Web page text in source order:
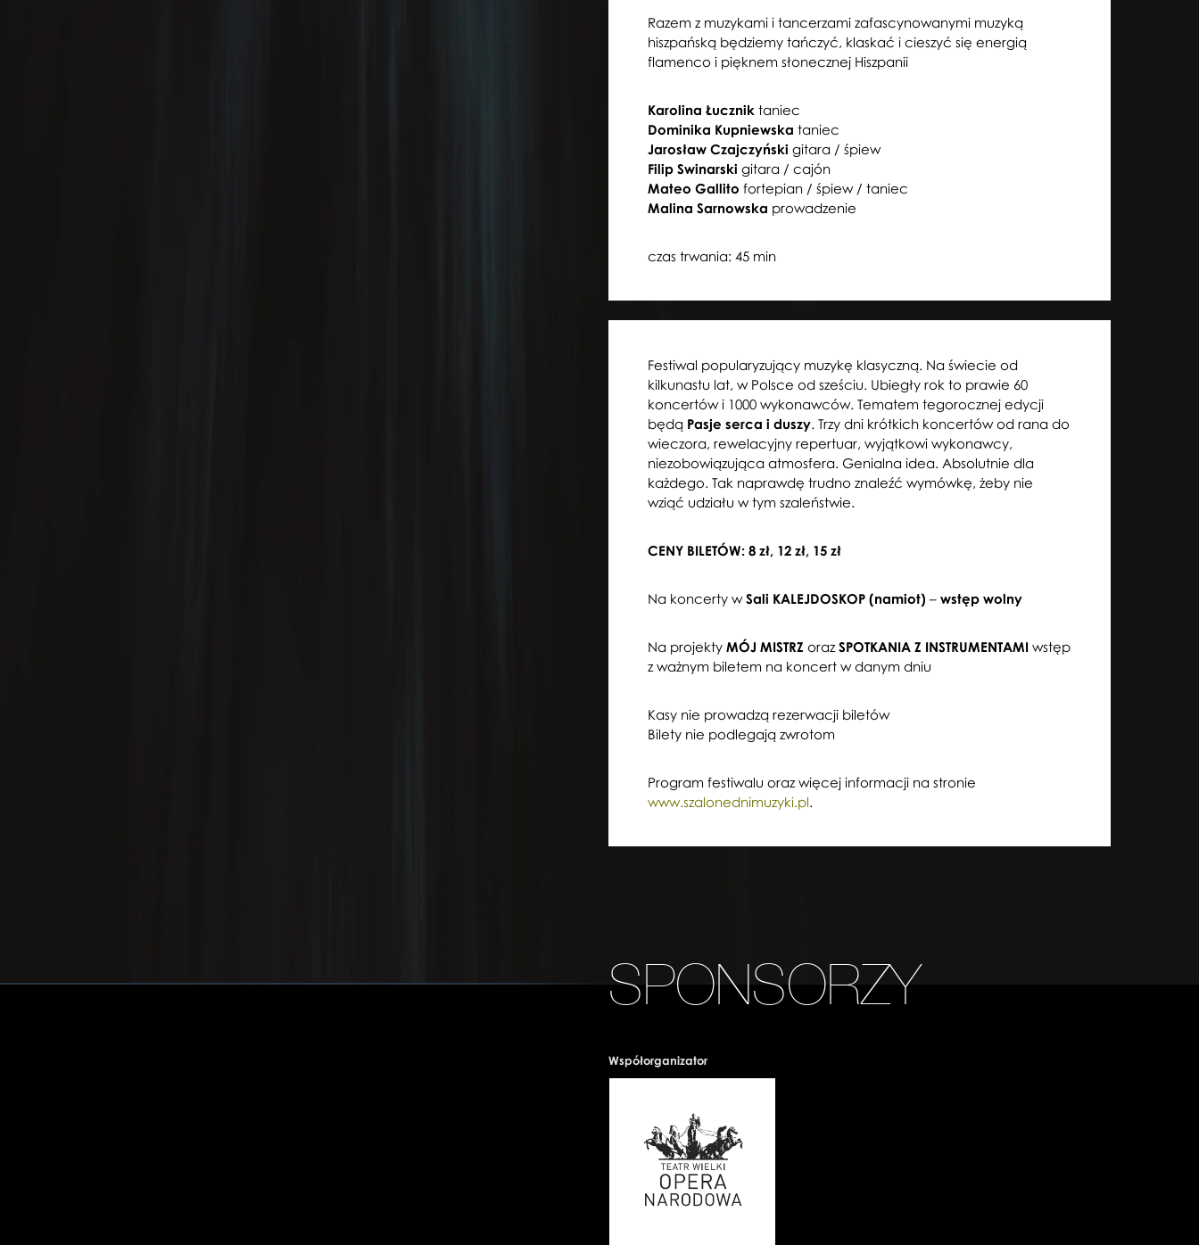
Razem z muzykami i tancerzami zafascynowanymi muzyką
hiszpańską będziemy tańczyć, klaskać i cieszyć się energią
flamenco i pięknem słonecznej Hiszpanii
Karolina Łucznik taniec
Dominika Kupniewska taniec
Jarosław Czajczyński gitara / śpiew
Filip Swinarski gitara / cajón
Mateo Gallito fortepian / śpiew / taniec
Malina Sarnowska prowadzenie
czas trwania: 45 min
Festiwal popularyzujący muzykę klasyczną. Na świecie od
kilkunastu lat, w Polsce od sześciu. Ubiegły rok to prawie 60
koncertów i 1000 wykonawców. Tematem tegorocznej edycji
będą Pasje serca i duszy. Trzy dni krótkich koncertów od rana do
wieczora, rewelacyjny repertuar, wyjątkowi wykonawcy,
niezobowiązująca atmosfera. Genialna idea. Absolutnie dla
każdego. Tak naprawdę trudno znaleźć wymówkę, żeby nie
wziąć udziału w tym szaleństwie.
CENY BILETÓW: 8 zł, 12 zł, 15 zł
Na koncerty wSali KALEJDOSKOP (namiot) – wstęp wolny
Na projekty MÓJ MISTRZ oraz SPOTKANIA Z INSTRUMENTAMI wstęp
z ważnym biletem na koncert w danym dniu
Kasy nie prowadzą rezerwacji biletów
Bilety nie podlegają zwrotom
Program festiwalu oraz więcej informacji na stronie
www.szalonednimuzyki.pl.
SPONSORZY
Współorganizator